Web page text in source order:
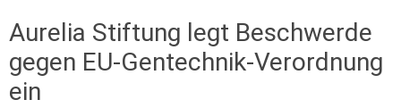
Aurelia Stiftung legt Beschwerde
gegen EU-Gentechnik-Verordnung
ein